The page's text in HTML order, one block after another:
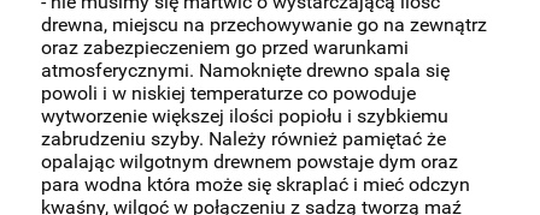
drewna, miejscu na przechowywanie go na zewnątrz
oraz zabezpieczeniem go przed warunkami
atmosferycznymi. Namoknięte drewno spala się
powoli i w niskiej temperaturze co powoduje
wytworzenie większej ilości popiołu i szybkiemu
zabrudzeniu szyby. Należy również pamiętać że
opalając wilgotnym drewnem powstaje dym oraz
para wodna która może się skraplać i mieć odczyn
kwaśny, wilgoć w połączeniu z sadzą tworzą maź